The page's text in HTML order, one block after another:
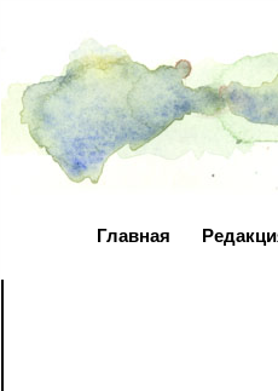
Главная